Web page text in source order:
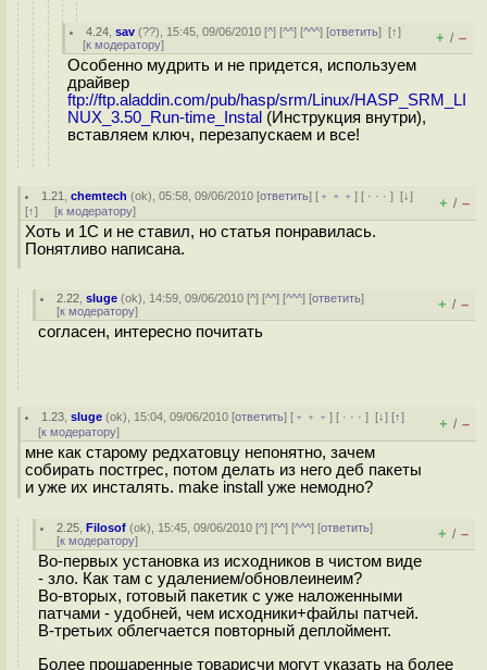
4.24 ,sav (??), 15:45, 09/06/2010 [^] [^^] [^^^] [ответить][↑]
[к модератору] + / –
Особенно мудрить и не придется, используем
драйвер
ftp://ftp.aladdin.com/pub/hasp/srm/Linux/HASP_SRM_LI
NUX_3.50_Run-time_Instal (Инструкция внутри),
вставляем ключ, перезапускаем и все!
1.21 ,chemtech (ok), 05:58, 09/06/2010 [ответить] [ ﹢﹢﹢] [ · · ·][↓]
[↑] [к модератору] + / –
Хоть и 1С и не ставил, но статья понравилась.
Понятливо написана.
2.22 ,sluge (ok), 14:59, 09/06/2010 [^] [^^] [^^^] [ответить]
[к модератору] + / –
согласен, интересно почитать
1.23 ,sluge (ok), 15:04, 09/06/2010 [ответить] [ ﹢﹢﹢] [ · · ·][↓] [↑]
[к модератору] + / –
мне как старому редхатовцу непонятно, зачем
собирать постгрес, потом делать из него деб пакеты
и уже их инсталять. make install уже немодно?
2.25 ,Filosof (ok), 15:45, 09/06/2010 [^] [^^] [^^^] [ответить]
[к модератору] + / –
Во-первых установка из исходников в чистом виде
- зло. Как там с удалением/обновлеинеим?
Во-вторых, готовый пакетик с уже наложенными
патчами - удобней, чем исходники+файлы патчей.
В-третьих облегчается повторный деплоймент.
Более прошаренные товарисчи могут указать на более